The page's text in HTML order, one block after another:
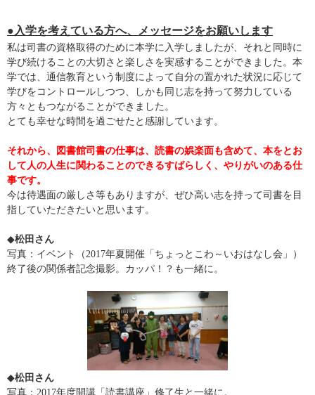
●入学を考えている方へ、メッセージをお願いします
私は司書の資格取得のために本学に入学しましたが、それと同時に
学び続けることの大切さと楽しさを実感することができました。本
学では、通信教育という制度によって自分の置かれた状況に応じて
学びをコントロールしつつ、しかも同じ志を持って努力している
方々ともつながることができました。
とても幸せな時間を過ごせたと感謝しています。
それから、図書館司書の仕事は、読書の娯楽面も含めて、本をとお
して人の人生に関わることのできるすばらしく、やりがいのある仕
事です。
今は待遇面の厳しさ等もありますが、ぜひ高い志を持って司書を目
指していただきたいと思います。
◆松田さん
写真：イベント（2017年夏開催「ちょっとこわ～いおはなし会」）
終了後の関係者記念撮影。カッパ！？も一緒に。
◆松田さん
写真：2017年度開講「読書講座」修了生と一緒に。